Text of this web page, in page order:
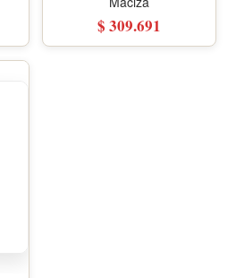
$ 309.691